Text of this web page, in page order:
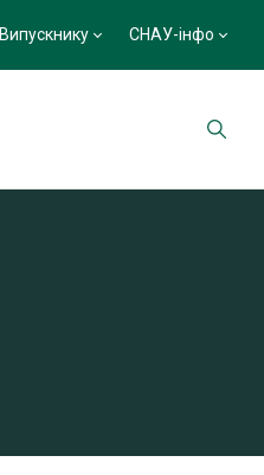
Випускнику СНАУ-інфо